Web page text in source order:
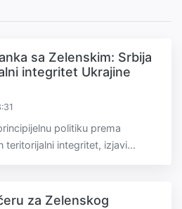
sa Zelenskim: Srbija
integritet Ukrajine
politiku prema
teritorijalni integritet, izjavi...
za Zelenskog